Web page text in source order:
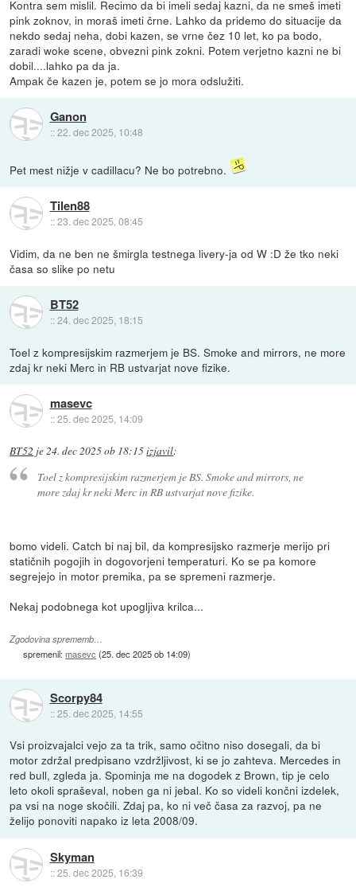
Kontra sem mislil. Recimo da bi imeli sedaj kazni, da ne smeš imeti
pink zoknov, in moraš imeti črne. Lahko da pridemo do situacije da
nekdo sedaj neha, dobi kazen, se vrne čez 10 let, ko pa bodo,
zaradi woke scene, obvezni pink zokni. Potem verjetno kazni ne bi
dobil....lahko pa da ja.
Ampak če kazen je, potem se jo mora odslužiti.
Ganon
::22. dec 2025, 10:48
Pet mest nižje v cadillacu? Ne bo potrebno.
Tilen88
::23. dec 2025, 08:45
Vidim, da ne ben ne šmirgla testnega livery-ja od W :D že tko neki
časa so slike po netu
BT52
::24. dec 2025, 18:15
Toel z kompresijskim razmerjem je BS. Smoke and mirrors, ne more
zdaj kr neki Merc in RB ustvarjat nove fizike.
masevc
::25. dec 2025, 14:09
BT52 je24. dec 2025 ob 18:15izjavil:
Toel z kompresijskim razmerjem je BS. Smoke and mirrors, ne
more zdaj kr neki Merc in RB ustvarjat nove fizike.
bomo videli. Catch bi naj bil, da kompresijsko razmerje merijo pri
statičnih pogojih in dogovorjeni temperaturi. Ko se pa komore
segrejejo in motor premika, pa se spremeni razmerje.
Nekaj podobnega kot upogljiva krilca...
Zgodovina sprememb…
spremenil:masevc (25. dec 2025 ob 14:09)
Scorpy84
::25. dec 2025, 14:55
Vsi proizvajalci vejo za ta trik, samo očitno niso dosegali, da bi
motor zdržal predpisano vzdržljivost, ki se jo zahteva. Mercedes in
red bull, zgleda ja. Spominja me na dogodek z Brown, tip je celo
leto okoli spraševal, noben ga ni jebal. Ko so videli končni izdelek,
pa vsi na noge skočili. Zdaj pa, ko ni več časa za razvoj, pa ne
želijo ponoviti napako iz leta 2008/09.
Skyman
::25. dec 2025, 16:39